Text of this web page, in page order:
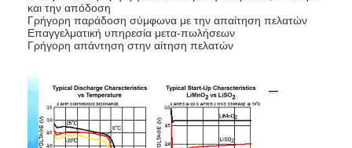
Συνομιλία τώρα
μπαταρία λίθιου lifepo4
ιονικές επαναφορτιζόμενες μπαταρίες λίθιου
και την απόδοση
Γρήγορη παράδοση σύμφωνα με την απαίτηση πελατών
Επαγγελματική υπηρεσία μετα-πωλήσεων
Γρήγορη απάντηση στην αίτηση πελατών